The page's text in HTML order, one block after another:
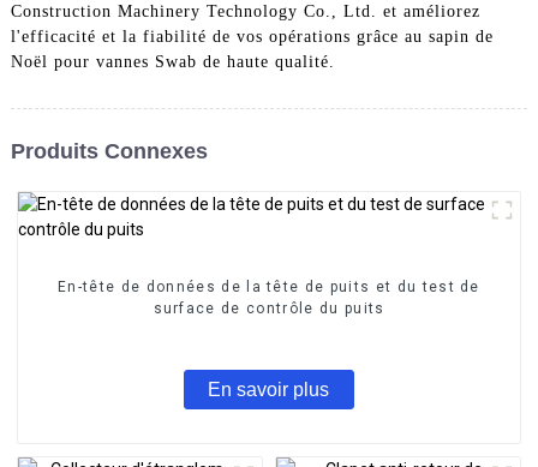
Construction Machinery Technology Co., Ltd. et améliorez
l'efficacité et la fiabilité de vos opérations grâce au sapin de
Noël pour vannes Swab de haute qualité.
Produits Connexes
En-tête de données de la tête de puits et du test de
surface de contrôle du puits
En savoir plus